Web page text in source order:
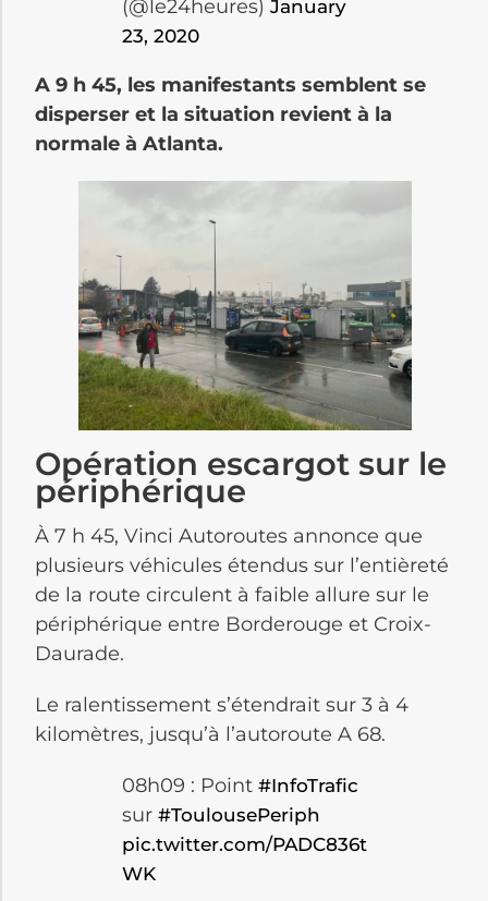
(@le24heures) January
23, 2020
A 9 h 45, les manifestants semblent se
disperser et la situation revient à la
normale à Atlanta.
Opération escargot sur le
périphérique
À 7 h 45, Vinci Autoroutes annonce que
plusieurs véhicules étendus sur l’entièreté
de la route circulent à faible allure sur le
périphérique entre Borderouge et Croix-
Daurade.
Le ralentissement s’étendrait sur 3 à 4
kilomètres, jusqu’à l’autoroute A 68.
08h09 : Point #InfoTrafic
sur #ToulousePeriph
pic.twitter.com/PADC836t
WK